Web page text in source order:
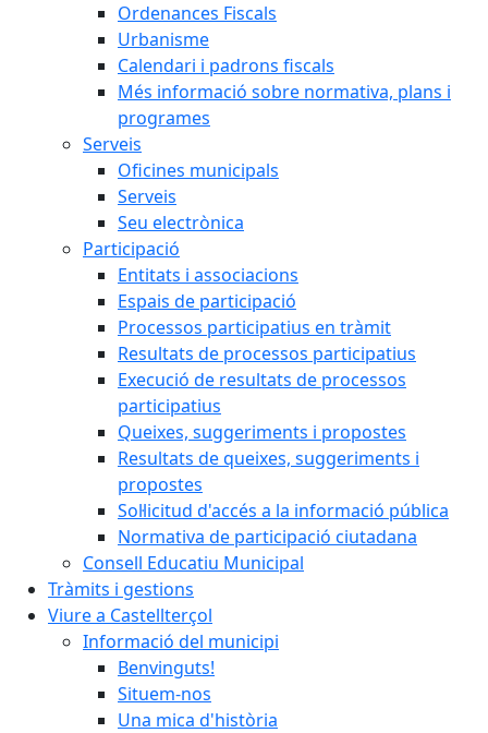
Ordenances Fiscals
Urbanisme
Calendari i padrons fiscals
Més informació sobre normativa, plans i
programes
Serveis
Oficines municipals
Serveis
Seu electrònica
Participació
Entitats i associacions
Espais de participació
Processos participatius en tràmit
Resultats de processos participatius
Execució de resultats de processos
participatius
Queixes, suggeriments i propostes
Resultats de queixes, suggeriments i
propostes
Sol·licitud d'accés a la informació pública
Normativa de participació ciutadana
Consell Educatiu Municipal
Tràmits i gestions
Viure a Castellterçol
Informació del municipi
Benvinguts!
Situem-nos
Una mica d'història